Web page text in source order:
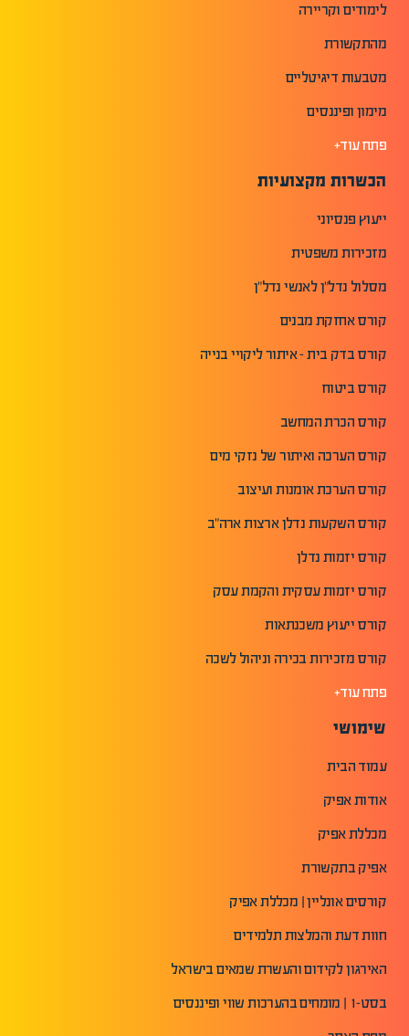
לימודים וקריירה
מהתקשורת
מטבעות דיגיטליים
מימון ופיננסים
פתח עוד+
הכשרות מקצועיות
ייעוץ פנסיוני
מזכירות משפטית
מסלול נדל"ן לאנשי נדל"ן
קורס אחזקת מבנים
קורס בדק בית - איתור ליקויי בנייה
קורס ביטוח
קורס הכרת המחשב
קורס הערכה ואיתור של נזקי מים
קורס הערכת אומנות ועיצוב
קורס השקעות נדלן ארצות ארה"ב
קורס יזמות נדלן
קורס יזמות עסקית והקמת עסק
קורס ייעוץ משכנתאות
קורס מזכירות בכירה וניהול לשכה
פתח עוד+
שימושי
עמוד הבית
אודות אפיק
מכללת אפיק
אפיק בתקשורת
קורסים אונליין | מכללת אפיק
חוות דעת והמלצות תלמידים
האירגון לקידום והעשרת שמאים בישראל
בסט-1 | מומחים בהערכות שווי ופיננסים